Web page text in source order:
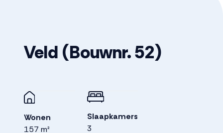
Veld (Bouwnr. 52)
Wonen
157 m²
Slaapkamers
3